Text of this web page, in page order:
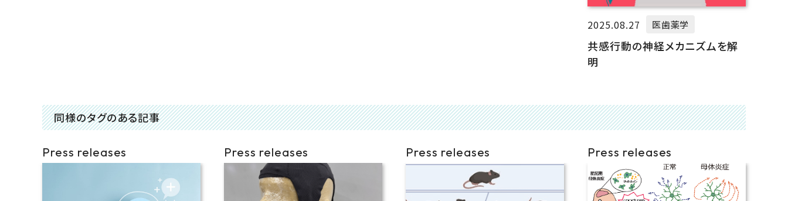
2025.08.27 医歯薬学
共感行動の神経メカニズムを解
明
同様のタグのある記事
Press releases Press releases Press releases Press releases